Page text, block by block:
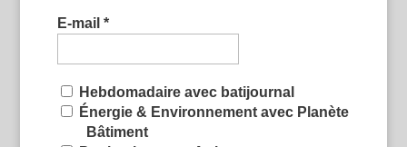
E-mail *
Hebdomadaire avec batijournal
Énergie & Environnement avec Planète
Bâtiment